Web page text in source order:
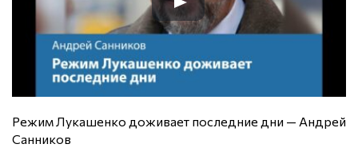
Режим Лукашенко доживает последние дни — Андрей
Санников